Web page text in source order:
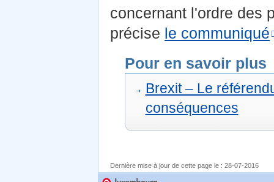
concernant l'ordre des
précise le communiqué
Pour en savoir plus
Brexit – Le
conséquences
Dernière mise à jour de cette page le : 28-07-2016